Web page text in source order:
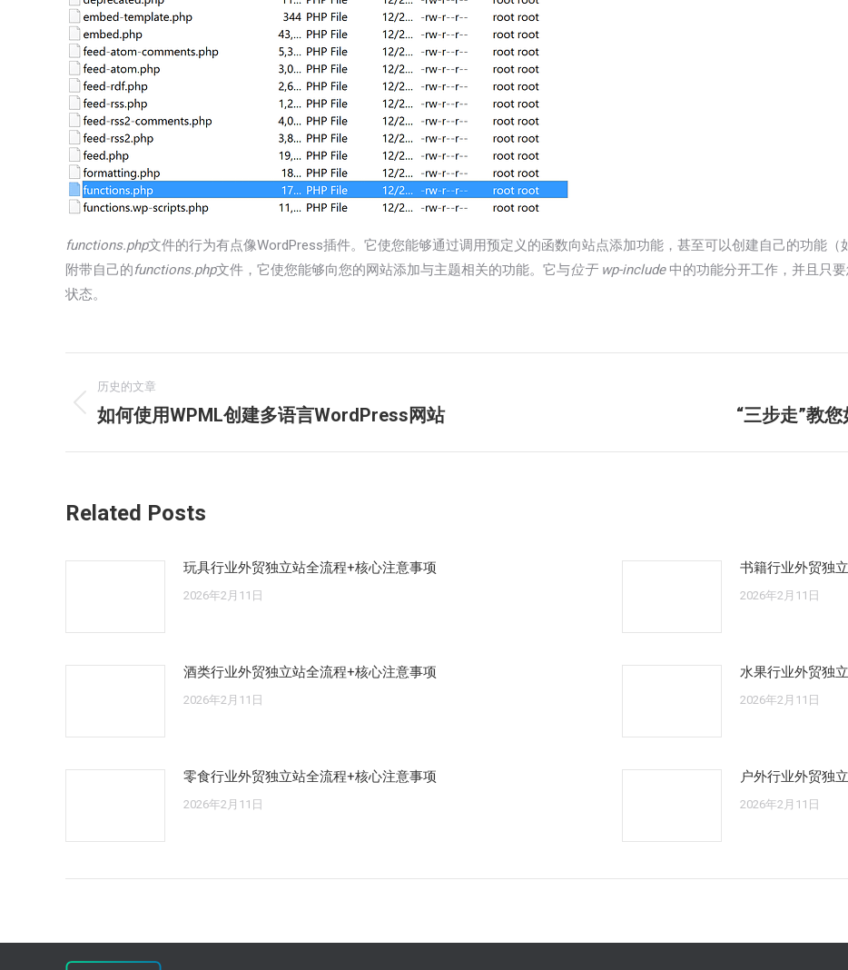
functions.php文件的行为有点像WordPress插件。它使您能够通过调用预定义的函数向站点添加功能，甚至可以创建自己的功能
附带自己的functions.php文件，它使您能够向您的网站添加与主题相关的功能。它与位于 wp-include中的功能分开工作，并且只
状态。
章
导
历史的文章
历
章：
如何使用WPML创建多语言WordPress网站 “三步走”教
Related Posts
玩具行业外贸独立站全流程+核心注意事项
2026年2月11日
书籍行业外贸独
2026年2月11日
酒类行业外贸独立站全流程+核心注意事项
2026年2月11日
水果行业外贸独
2026年2月11日
零食行业外贸独立站全流程+核心注意事项
2026年2月11日
户外行业外贸独
2026年2月11日